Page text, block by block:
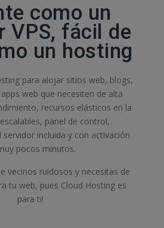
como un
VPS, fácil de
un hosting
para alojar sitios web, blogs,
web que necesiten de alta
recursos elásticos en la
panel de control,
incluida y con activación
pocos minutos.
vecinos ruidosos y necesitas de
tu web, pues Cloud Hosting es
para ti!